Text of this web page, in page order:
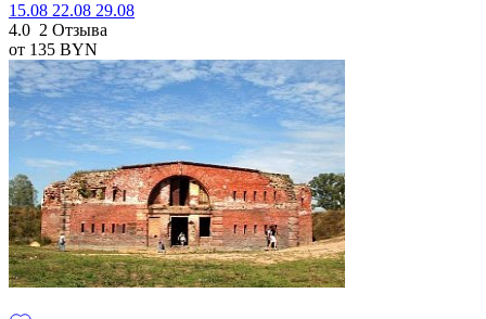
15.08 22.08 29.08
4.0 2 Отзыва
от 135 BYN